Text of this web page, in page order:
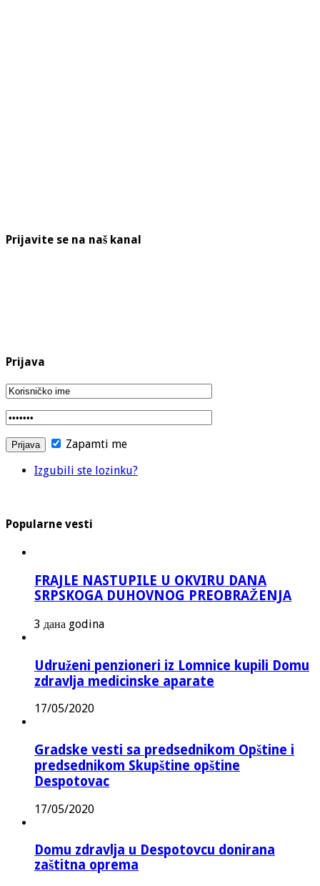
Prijavite se na naš kanal
Prijava
Zapamti me
Izgubili ste lozinku?
Popularne vesti
FRAJLE NASTUPILE U OKVIRU DANA
SRPSKOGA DUHOVNOG PREOBRAŽENJA
3 дана godina
Udruženi penzioneri iz Lomnice kupili Domu
zdravlja medicinske aparate
17/05/2020
Gradske vesti sa predsednikom Opštine i
predsednikom Skupštine opštine
Despotovac
17/05/2020
Domu zdravlja u Despotovcu donirana
zaštitna oprema